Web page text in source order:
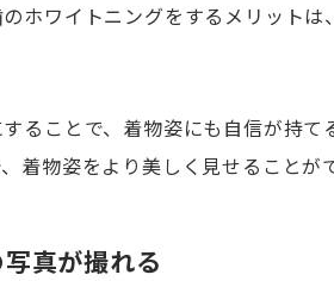
ホワイトニングをするメリット
ることで、着物姿にも自信が持
着物姿をより美しく見せることが
真が撮れる